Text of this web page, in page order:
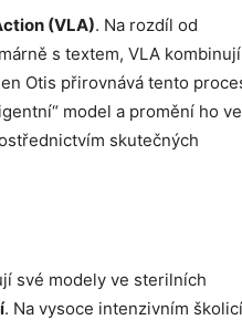
(VLA). Na rozdíl od
s textem, VLA kombinují
Otis přirovnává tento
model a promění ho ve
skutečných
své modely ve sterilních
. Na vysoce intenzivním